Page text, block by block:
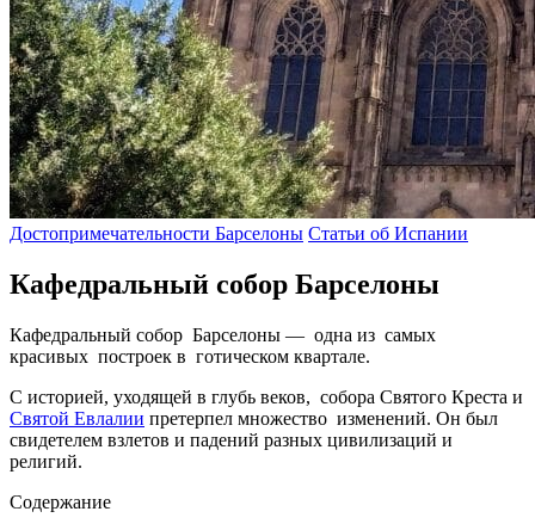
Достопримечательности Барселоны Статьи об Испании
Кафедральный собор Барселоны
Кафедральный собор Барселоны — одна из самых
красивых построек в готическом квартале.
С историей, уходящей в глубь веков, собора Святого Креста и
Святой Евлалии претерпел множество изменений. Он был
свидетелем взлетов и падений разных цивилизаций и
религий.
Содержание